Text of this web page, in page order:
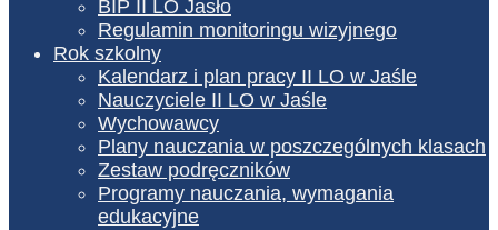
BIP II LO Jasło
Regulamin monitoringu wizyjnego
Rok szkolny
Kalendarz i plan pracy II LO w Jaśle
Nauczyciele II LO w Jaśle
Wychowawcy
Plany nauczania w poszczególnych klasach
Zestaw podręczników
Programy nauczania, wymagania
edukacyjne